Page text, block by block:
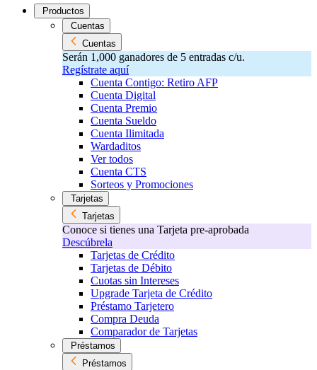
Productos
Cuentas
Cuentas
Serán 1,000 ganadores de 5 entradas c/u.
Regístrate aquí
Cuenta Contigo: Retiro AFP
Cuenta Digital
Cuenta Premio
Cuenta Sueldo
Cuenta Ilimitada
Wardaditos
Ver todos
Cuenta CTS
Sorteos y Promociones
Tarjetas
Tarjetas
Conoce si tienes una Tarjeta pre-aprobada
Descúbrela
Tarjetas de Crédito
Tarjetas de Débito
Cuotas sin Intereses
Upgrade Tarjeta de Crédito
Préstamo Tarjetero
Compra Deuda
Comparador de Tarjetas
Préstamos
Préstamos